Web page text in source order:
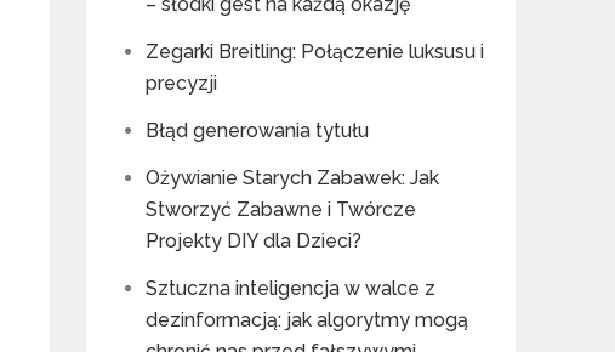
Zegarki Breitling: Połączenie luksusu i
precyzji
Błąd generowania tytułu
Ożywianie Starych Zabawek: Jak
Stworzyć Zabawne i Twórcze
Projekty DIY dla Dzieci?
Sztuczna inteligencja w walce z
dezinformacją: jak algorytmy mogą